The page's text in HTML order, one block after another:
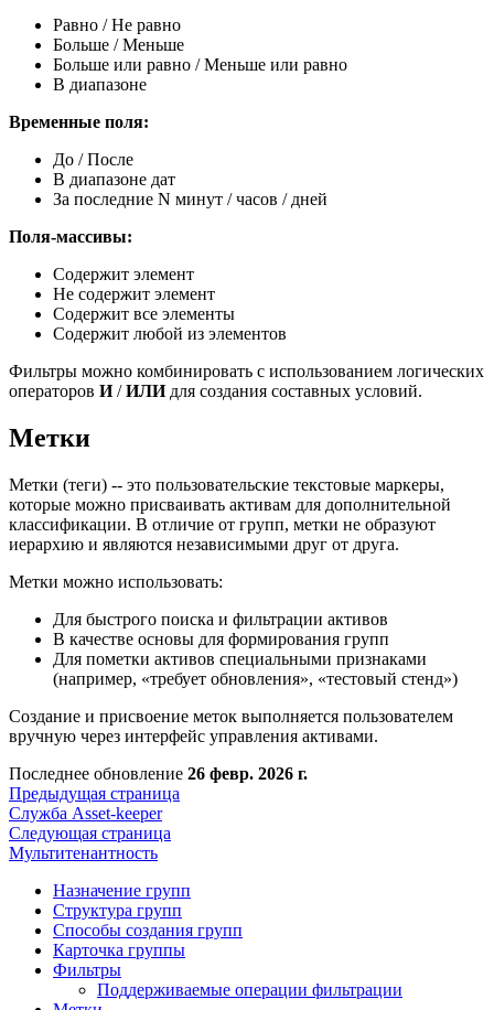
Равно / Не равно
Больше / Меньше
Больше или равно / Меньше или равно
В диапазоне
Временные поля:
До / После
В диапазоне дат
За последние N минут / часов / дней
Поля-массивы:
Содержит элемент
Не содержит элемент
Содержит все элементы
Содержит любой из элементов
Фильтры можно комбинировать с использованием логических
операторов И/ИЛИдля создания составных условий.
Метки
Метки (теги) -- это пользовательские текстовые маркеры,
которые можно присваивать активам для дополнительной
классификации. В отличие от групп, метки не образуют
иерархию и являются независимыми друг от друга.
Метки можно использовать:
Для быстрого поиска и фильтрации активов
В качестве основы для формирования групп
Для пометки активов специальными признаками
(например, «требует обновления», «тестовый стенд»)
Создание и присвоение меток выполняется пользователем
вручную через интерфейс управления активами.
Последнее обновление 26 февр. 2026 г.
Предыдущая страница
Служба Asset-keeper
Следующая страница
Мультитенантность
Назначение групп
Структура групп
Способы создания групп
Карточка группы
Фильтры
Поддерживаемые операции фильтрации